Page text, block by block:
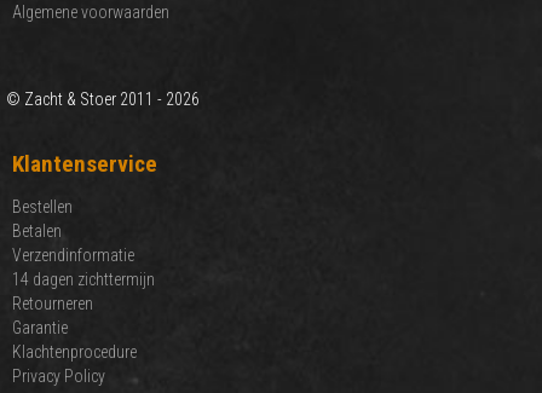
Algemene voorwaarden
© Zacht & Stoer 2011 - 2026
Klantenservice
Bestellen
Betalen
Verzendinformatie
14 dagen zichttermijn
Retourneren
Garantie
Klachtenprocedure
Privacy Policy